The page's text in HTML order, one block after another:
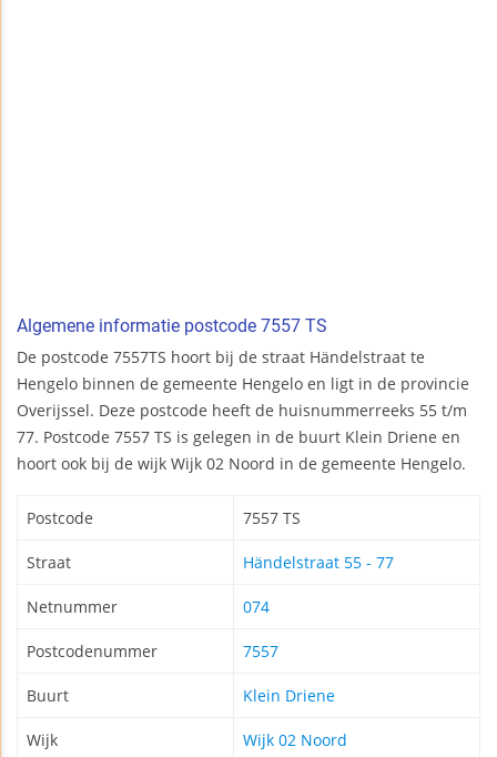
Algemene informatie postcode 7557 TS
De postcode 7557TS hoort bij de straat Händelstraat te
Hengelo binnen de gemeente Hengelo en ligt in de provincie
Overijssel. Deze postcode heeft de huisnummerreeks 55 t/m
77. Postcode 7557 TS is gelegen in de buurt Klein Driene en
hoort ook bij de wijk Wijk 02 Noord in de gemeente Hengelo.
Postcode 7557 TS
Straat Händelstraat 55 - 77
Netnummer 074
Postcodenummer 7557
Buurt Klein Driene
Wijk Wijk 02 Noord